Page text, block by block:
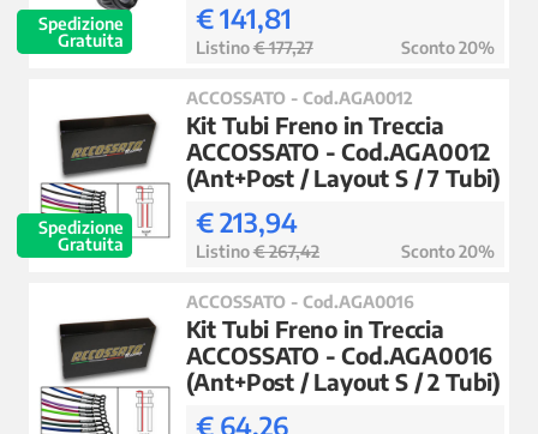
Spedizione
Gratuita
€ 141,81
Listino€ 177,27 Sconto 20%
Spedizione
Gratuita
ACCOSSATO - Cod.AGA0012
Kit Tubi Freno in Treccia
ACCOSSATO - Cod.AGA0012
(Ant+Post / Layout S / 7 Tubi)
€ 213,94
Listino€ 267,42 Sconto 20%
ACCOSSATO - Cod.AGA0016
Kit Tubi Freno in Treccia
ACCOSSATO - Cod.AGA0016
(Ant+Post / Layout S / 2 Tubi)
€ 64,26